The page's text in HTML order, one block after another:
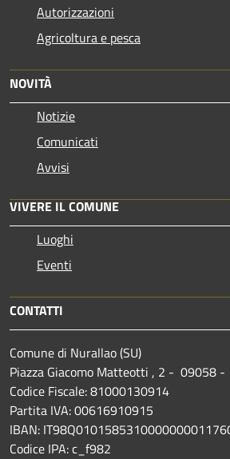
Autorizzazioni
Agricoltura e pesca
NOVITÀ
Notizie
Comunicati
Avvisi
VIVERE IL COMUNE
Luoghi
Eventi
CONTATTI
Comune di Nurallao (SU)
Piazza Giacomo Matteotti , 2 - 09058
Codice Fiscale: 81000130914
Partita IVA: 00616910915
IBAN:
Codice IPA: c_f982